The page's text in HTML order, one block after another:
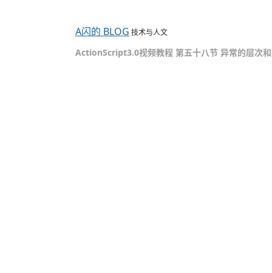
A闪的 BLOG 技术与人文
ActionScript3.0视频教程 第五十八节 异常的层次